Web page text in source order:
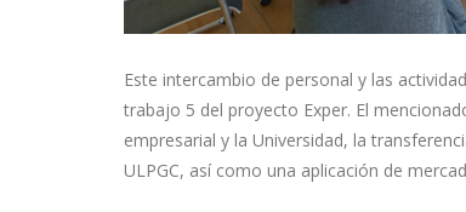
Este intercambio de personal y las
trabajo 5 del proyecto Exper. El
empresarial y la Universidad, la
ULPGC, así como una aplicación de